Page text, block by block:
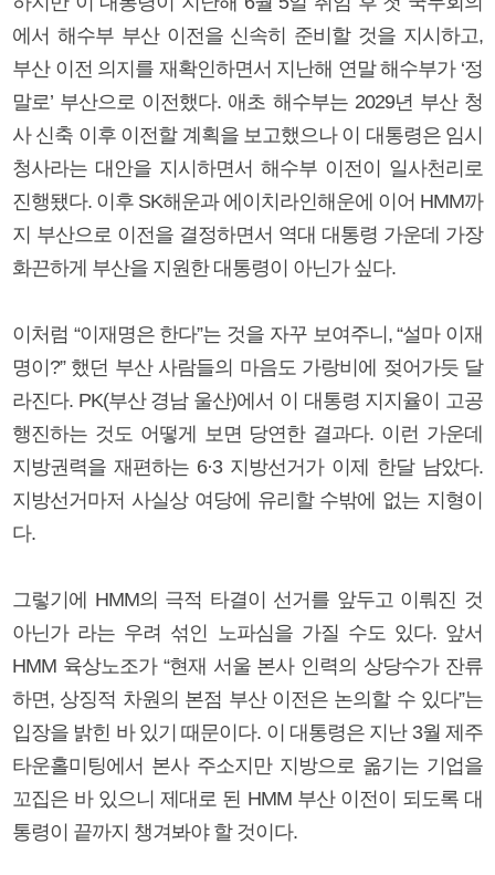
에서 해수부 부산 이전을 신속히 준비할 것을 지시하고,
부산 이전 의지를 재확인하면서 지난해 연말 해수부가 ‘정
말로’ 부산으로 이전했다. 애초 해수부는 2029년 부산 청
사 신축 이후 이전할 계획을 보고했으나 이 대통령은 임시
청사라는 대안을 지시하면서 해수부 이전이 일사천리로
진행됐다. 이후 SK해운과 에이치라인해운에 이어 HMM까
지 부산으로 이전을 결정하면서 역대 대통령 가운데 가장
화끈하게 부산을 지원한 대통령이 아닌가 싶다.
이처럼 “이재명은 한다”는 것을 자꾸 보여주니, “설마 이재
명이?” 했던 부산 사람들의 마음도 가랑비에 젖어가듯 달
라진다. PK(부산 경남 울산)에서 이 대통령 지지율이 고공
행진하는 것도 어떻게 보면 당연한 결과다. 이런 가운데
지방권력을 재편하는 6·3 지방선거가 이제 한달 남았다.
지방선거마저 사실상 여당에 유리할 수밖에 없는 지형이
다.
그렇기에 HMM의 극적 타결이 선거를 앞두고 이뤄진 것
아닌가 라는 우려 섞인 노파심을 가질 수도 있다. 앞서
HMM 육상노조가 “현재 서울 본사 인력의 상당수가 잔류
하면, 상징적 차원의 본점 부산 이전은 논의할 수 있다”는
입장을 밝힌 바 있기 때문이다. 이 대통령은 지난 3월 제주
타운홀미팅에서 본사 주소지만 지방으로 옮기는 기업을
꼬집은 바 있으니 제대로 된 HMM 부산 이전이 되도록 대
통령이 끝까지 챙겨봐야 할 것이다.